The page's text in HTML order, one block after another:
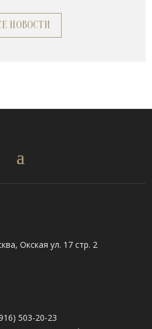
НОВОСТИ
Окская ул. 17 стр. 2
503-20-23